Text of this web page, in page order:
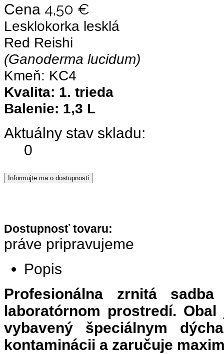
Cena 4,50 €
Lesklokorka lesklá
Red Reishi
(Ganoderma lucidum)
Kmeň: KC4
Kvalita: 1. trieda
Balenie: 1,3 L
Aktuálny stav skladu:
0
Dostupnosť tovaru:
práve pripravujeme
Popis
Profesionálna zrnitá
laboratórnom prostredí.
vybavený špeciálnym
kontaminácii a zaručuje